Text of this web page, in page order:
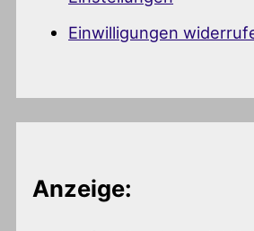
Einwilligungen
Anzeige: